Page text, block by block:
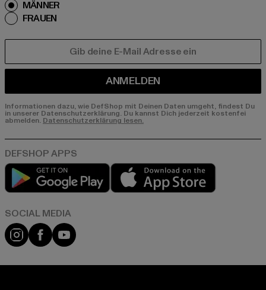
MÄNNER
FRAUEN
ANMELDEN
Informationen dazu, wie DefShop mit Deinen Daten umgeht, findest Du
in unserer Datenschutzerklärung. Du kannst Dich jederzeit kostenfei
abmelden. Datenschutzerklärung lesen.
Play market
Instagram
FacebookYouTube